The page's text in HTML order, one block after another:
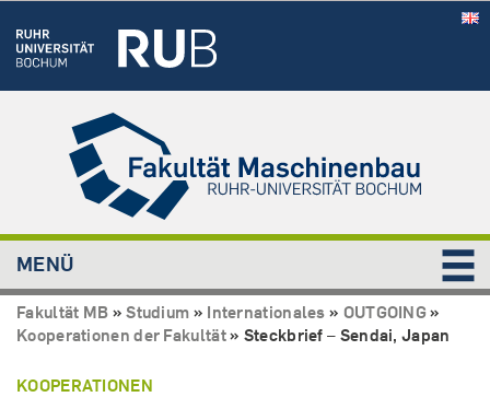
MENÜ
Fakultät MB »Studium » Internationales » OUTGOING »
Kooperationen der Fakultät» Steckbrief – Sendai, Japan
KOOPERATIONEN